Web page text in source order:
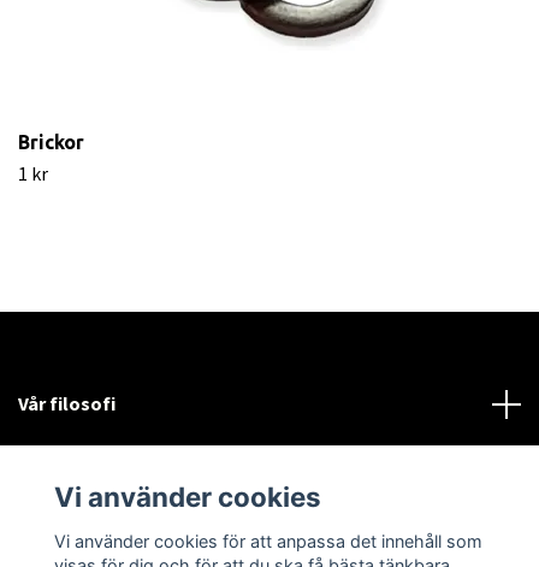
Brickor
1 kr
Vår filosofi
Sociala medier
Vi använder cookies
Vi använder cookies för att anpassa det innehåll som